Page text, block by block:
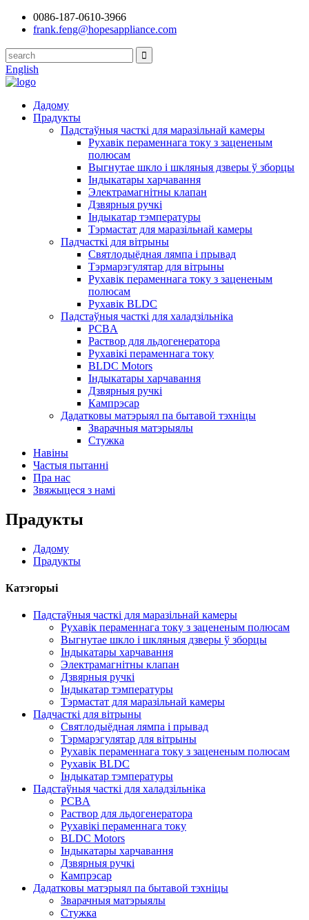
0086-187-0610-3966
frank.feng@hopesappliance.com
English
Дадому
Прадукты
Падстаўныя часткі для маразільнай камеры
Рухавік пераменнага току з зацененым
полюсам
Выгнутае шкло і шкляныя дзверы ў зборцы
Індыкатары харчавання
Электрамагнітны клапан
Дзвярныя ручкі
Індыкатар тэмпературы
Тэрмастат для маразільнай камеры
Падчасткі для вітрыны
Святлодыёдная лямпа і прывад
Тэрмарэгулятар для вітрыны
Рухавік пераменнага току з зацененым
полюсам
Рухавік BLDC
Падстаўныя часткі для халадзільніка
PCBA
Раствор для льдогенератора
Рухавікі пераменнага току
BLDC Motors
Індыкатары харчавання
Дзвярныя ручкі
Кампрэсар
Дадатковы матэрыял па бытавой тэхніцы
Зварачныя матэрыялы
Стужка
Навіны
Частыя пытанні
Пра нас
Звяжыцеся з намі
Прадукты
Дадому
Прадукты
Катэгорыі
Падстаўныя часткі для маразільнай камеры
Рухавік пераменнага току з зацененым полюсам
Выгнутае шкло і шкляныя дзверы ў зборцы
Індыкатары харчавання
Электрамагнітны клапан
Дзвярныя ручкі
Індыкатар тэмпературы
Тэрмастат для маразільнай камеры
Падчасткі для вітрыны
Святлодыёдная лямпа і прывад
Тэрмарэгулятар для вітрыны
Рухавік пераменнага току з зацененым полюсам
Рухавік BLDC
Індыкатар тэмпературы
Падстаўныя часткі для халадзільніка
PCBA
Раствор для льдогенератора
Рухавікі пераменнага току
BLDC Motors
Індыкатары харчавання
Дзвярныя ручкі
Кампрэсар
Дадатковы матэрыял па бытавой тэхніцы
Зварачныя матэрыялы
Стужка